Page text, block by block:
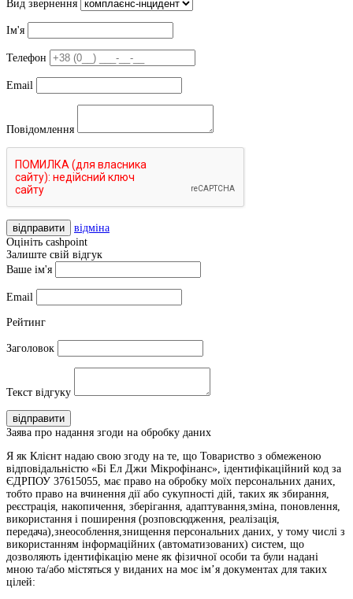
Вид звернення
Ім'я
Телефон
Email
Повідомлення
відправити
відміна
Оцініть cashpoint
Залиште свій відгук
Ваше ім'я
Email
Рейтинг
Заголовок
Текст відгуку
відправити
Заява про надання згоди на обробку даних
Я як Клієнт надаю свою згоду на те, що Товариство з обмеженою
відповідальністю «Бі Ел Джи Мікрофінанс», ідентифікаційний код за
ЄДРПОУ 37615055, має право на обробку моїх персональних даних,
тобто право на вчинення дії або сукупності дій, таких як збирання,
реєстрація, накопичення, зберігання, адаптування,зміна, поновлення,
використання і поширення (розповсюдження, реалізація,
передача),знеособлення,знищення персональних даних, у тому числі з
використанням інформаційних (автоматизованих) систем, що
дозволяють ідентифікацію мене як фізичної особи та були надані
мною та/або містяться у виданих на моє ім’я документах для таких
цілей: